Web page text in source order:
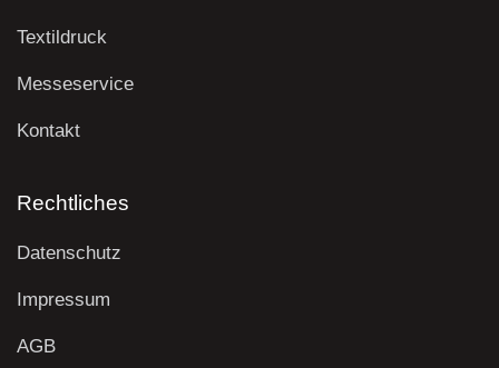
Textildruck
Messeservice
Kontakt
Rechtliches
Datenschutz
Impressum
AGB